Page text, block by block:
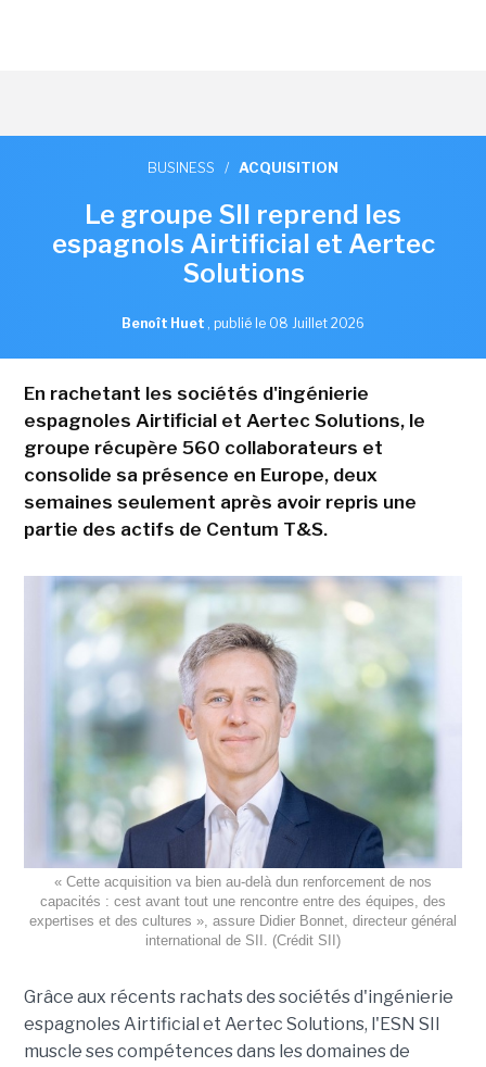
BUSINESS / ACQUISITION
Le groupe SII reprend les
espagnols Airtificial et Aertec
Solutions
Benoît Huet , publié le 08 Juillet 2026
En rachetant les sociétés d'ingénierie
espagnoles Airtificial et Aertec Solutions, le
groupe récupère 560 collaborateurs et
consolide sa présence en Europe, deux
semaines seulement après avoir repris une
partie des actifs de Centum T&S.
« Cette acquisition va bien au-delà dun renforcement de nos
capacités : cest avant tout une rencontre entre des équipes, des
expertises et des cultures », assure Didier Bonnet, directeur général
international de SII. (Crédit SII)
Grâce aux récents rachats des sociétés d'ingénierie
espagnoles Airtificial et Aertec Solutions, l'ESN SII
muscle ses compétences dans les domaines de